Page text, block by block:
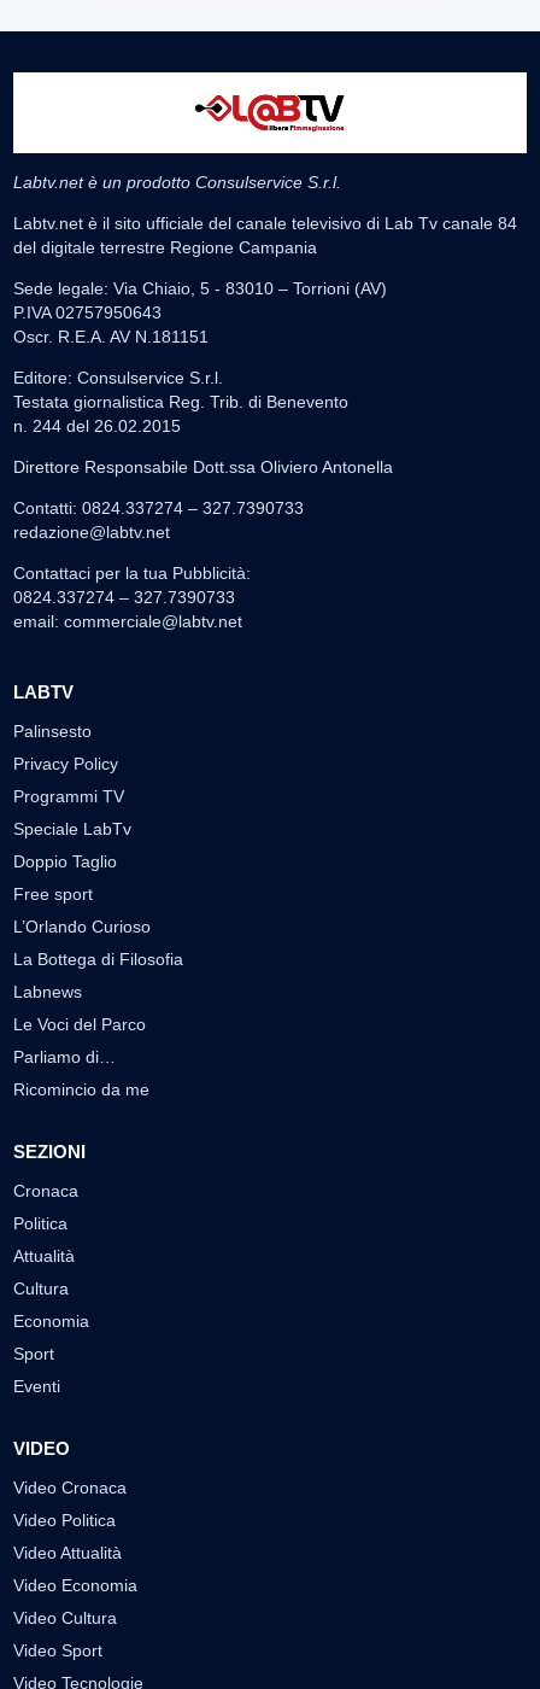
Labtv.net è un prodotto Consulservice S.r.l.
Labtv.net è il sito ufficiale del canale televisivo di Lab Tv canale 84
del digitale terrestre Regione Campania
Sede legale: Via Chiaio, 5 - 83010 – Torrioni (AV)
P.IVA 02757950643
Oscr. R.E.A. AV N.181151
Editore: Consulservice S.r.l.
Testata giornalistica Reg. Trib. di Benevento
n. 244 del 26.02.2015
Direttore Responsabile Dott.ssa Oliviero Antonella
Contatti: 0824.337274 – 327.7390733
redazione@labtv.net
Contattaci per la tua Pubblicità:
0824.337274 – 327.7390733
email: commerciale@labtv.net
LABTV
Palinsesto
Privacy Policy
Programmi TV
Speciale LabTv
Doppio Taglio
Free sport
L’Orlando Curioso
La Bottega di Filosofia
Labnews
Le Voci del Parco
Parliamo di…
Ricomincio da me
SEZIONI
Cronaca
Politica
Attualità
Cultura
Economia
Sport
Eventi
VIDEO
Video Cronaca
Video Politica
Video Attualità
Video Economia
Video Cultura
Video Sport
Video Tecnologie